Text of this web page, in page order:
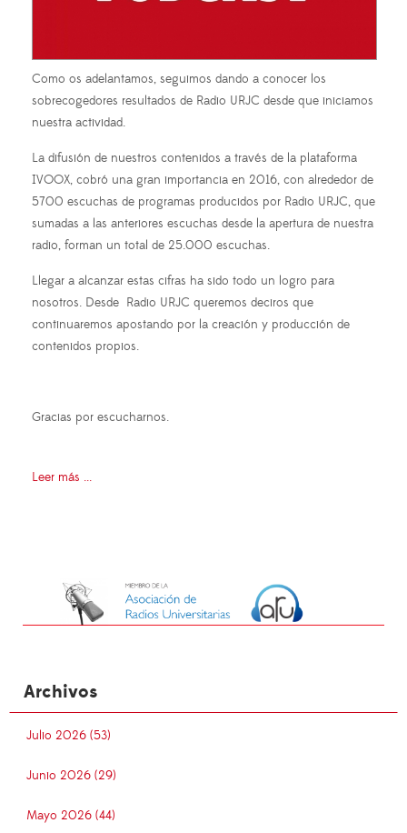
Como os adelantamos, seguimos dando a conocer los
sobrecogedores resultados de Radio URJC desde que iniciamos
nuestra actividad.
La difusión de nuestros contenidos a través de la plataforma
IVOOX, cobró una gran importancia en 2016, con alrededor de
5700 escuchas de programas producidos por Radio URJC, que
sumadas a las anteriores escuchas desde la apertura de nuestra
radio, forman un total de 25.000 escuchas.
Llegar a alcanzar estas cifras ha sido todo un logro para
nosotros. Desde Radio URJC queremos deciros que
continuaremos apostando por la creación y producción de
contenidos propios.
Gracias por escucharnos.
Leer más ...
Archivos
Julio 2026 (53)
Junio 2026 (29)
Mayo 2026 (44)